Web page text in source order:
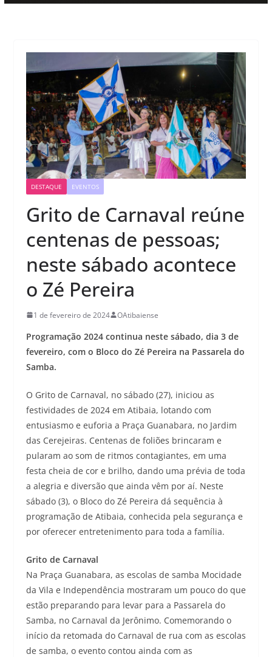
DESTAQUE EVENTOS
Grito de Carnaval reúne
centenas de pessoas;
neste sábado acontece
o Zé Pereira
1 de fevereiro de 2024 OAtibaiense
Programação 2024 continua neste sábado, dia 3 de
fevereiro, com o Bloco do Zé Pereira na Passarela do
Samba.
O Grito de Carnaval, no sábado (27), iniciou as
festividades de 2024 em Atibaia, lotando com
entusiasmo e euforia a Praça Guanabara, no Jardim
das Cerejeiras. Centenas de foliões brincaram e
pularam ao som de ritmos contagiantes, em uma
festa cheia de cor e brilho, dando uma prévia de toda
a alegria e diversão que ainda vêm por aí. Neste
sábado (3), o Bloco do Zé Pereira dá sequência à
programação de Atibaia, conhecida pela segurança e
por oferecer entretenimento para toda a família.
Grito de Carnaval
Na Praça Guanabara, as escolas de samba Mocidade
da Vila e Independência mostraram um pouco do que
estão preparando para levar para a Passarela do
Samba, no Carnaval da Jerônimo. Comemorando o
início da retomada do Carnaval de rua com as escolas
de samba, o evento contou ainda com as